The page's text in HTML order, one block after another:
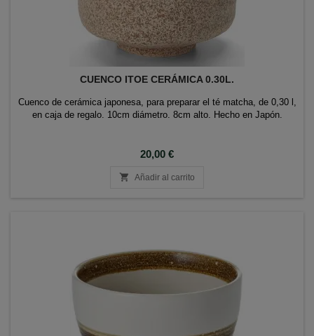
CUENCO ITOE CERÁMICA 0.30L.
Cuenco de cerámica japonesa, para preparar el té matcha, de 0,30 l,
en caja de regalo. 10cm diámetro. 8cm alto. Hecho en Japón.
Precio
20,00 €
 Añadir al carrito